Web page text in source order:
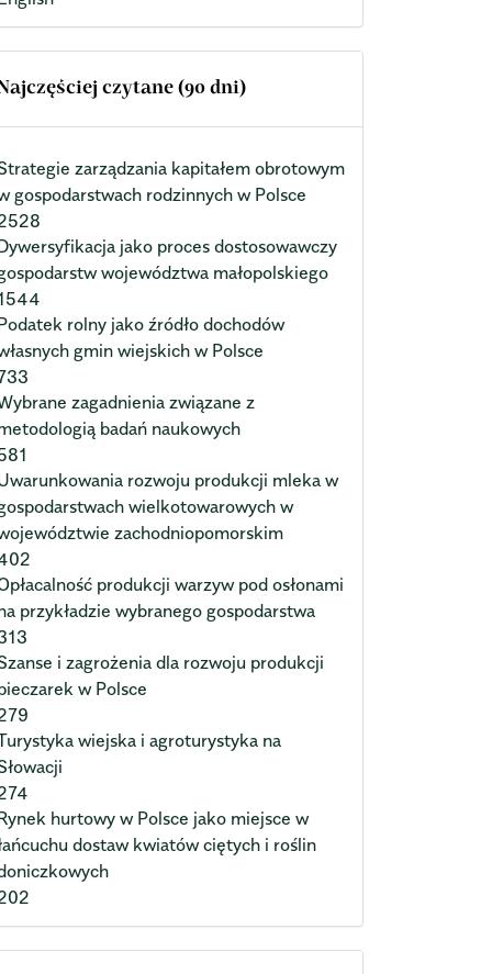
czytane (90 dni)
zarządzania kapitałem obrotowym
gospodarstwach rodzinnych w Polsce
jako proces dostosowawczy
województwa małopolskiego
rolny jako źródło dochodów
gmin wiejskich w Polsce
zagadnienia związane z
badań naukowych
rozwoju produkcji mleka w
wielkotowarowych w
zachodniopomorskim
produkcji warzyw pod osłonami
przykładzie wybranego gospodarstwa
i zagrożenia dla rozwoju produkcji
w Polsce
wiejska i agroturystyka na
hurtowy w Polsce jako miejsce w
dostaw kwiatów ciętych i roślin